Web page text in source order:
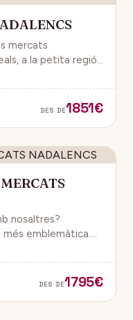
mercats
a la petita regió
DES DE1851€
nosaltres?
emblemàtica.
DES DE1795€